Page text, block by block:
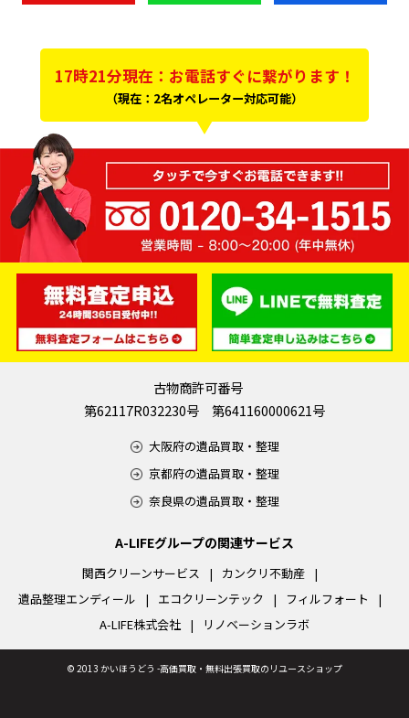
17時21分現在：お電話すぐに繋がります！
（現在：2名オペレーター対応可能）
古物商許可番号
第62117R032230号 第641160000621号
大阪府の遺品買取・整理
京都府の遺品買取・整理
奈良県の遺品買取・整理
A-LIFEグループの関連サービス
関西クリーンサービス
カンクリ不動産
遺品整理エンディール
エコクリーンテック
フィルフォート
A-LIFE株式会社
リノベーションラボ
© 2013 かいほうどう -高価買取・無料出張買取のリユースショップ